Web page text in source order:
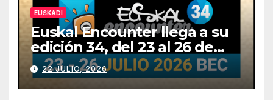
EUSKADI
Euskal Encounter llega a su
edición 34, del 23 al 26 de
julio
22 JULIO, 2026